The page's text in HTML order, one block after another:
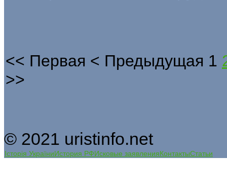
<< Первая < Предыдущая 1
>>
© 2021 uristinfo.net
Історія УкраїниИстория РФИсковые заявленияКонтактыСтатьи